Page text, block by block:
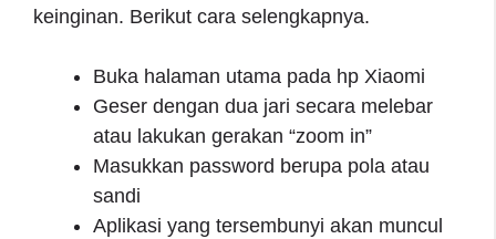
keinginan. Berikut cara selengkapnya.
Buka halaman utama pada hp Xiaomi
Geser dengan dua jari secara melebar
atau lakukan gerakan “zoom in”
Masukkan password berupa pola atau
sandi
Aplikasi yang tersembunyi akan muncul